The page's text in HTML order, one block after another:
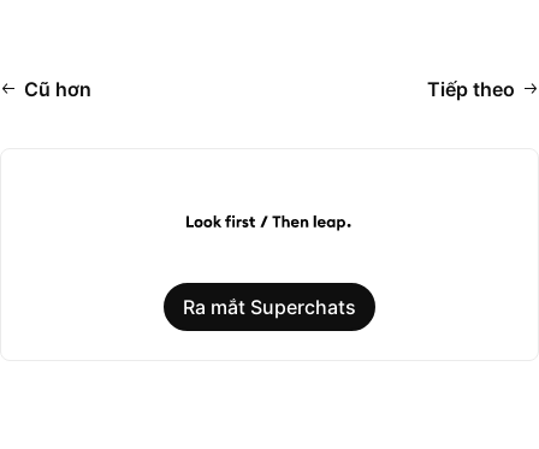
Cũ hơn Tiếp theo
Ra mắt Superchats